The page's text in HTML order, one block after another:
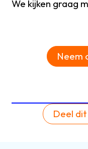
We kijken graag
Neem
Deel